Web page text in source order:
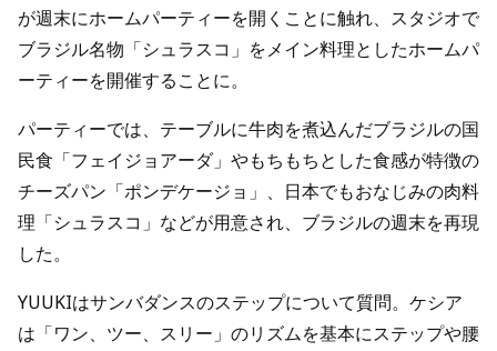
が週末にホームパーティーを開くことに触れ、スタジオで
ブラジル名物「シュラスコ」をメイン料理としたホームパ
ーティーを開催することに。
パーティーでは、テーブルに牛肉を煮込んだブラジルの国
民食「フェイジョアーダ」やもちもちとした食感が特徴の
チーズパン「ポンデケージョ」、日本でもおなじみの肉料
理「シュラスコ」などが用意され、ブラジルの週末を再現
した。
YUUKIはサンバダンスのステップについて質問。ケシア
は「ワン、ツー、スリー」のリズムを基本にステップや腰